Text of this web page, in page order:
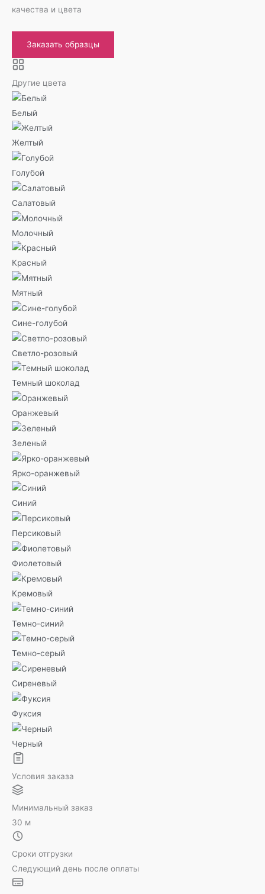
качества и цвета
Заказать образцы
Другие цвета
Белый
Желтый
Голубой
Салатовый
Молочный
Красный
Мятный
Сине-голубой
Светло-розовый
Темный шоколад
Оранжевый
Зеленый
Ярко-оранжевый
Синий
Персиковый
Фиолетовый
Кремовый
Темно-синий
Темно-серый
Сиреневый
Фуксия
Черный
Условия заказа
Минимальный заказ
30 м
Сроки отгрузки
Следующий день после оплаты